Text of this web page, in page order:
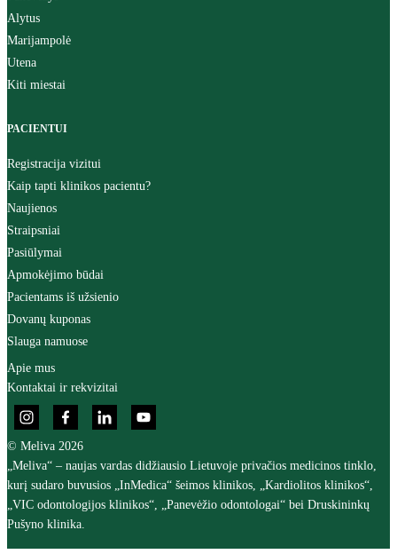
Alytus
Marijampolė
Utena
Kiti miestai
PACIENTUI
Registracija vizitui
Kaip tapti klinikos pacientu?
Naujienos
Straipsniai
Pasiūlymai
Apmokėjimo būdai
Pacientams iš užsienio
Dovanų kuponas
Slauga namuose
Apie mus
Kontaktai ir rekvizitai
© Meliva 2026
„Meliva“ – naujas vardas didžiausio Lietuvoje privačios medicinos tinklo,
kurį sudaro buvusios „InMedica“ šeimos klinikos, „Kardiolitos klinikos“,
„VIC odontologijos klinikos“, „Panevėžio odontologai“ bei Druskininkų
Pušyno klinika.